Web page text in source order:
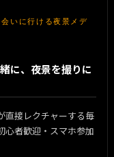
いに行ける夜景メデ
に、夜景を撮りに
直接レクチャーする毎
心者歓迎・スマホ参加